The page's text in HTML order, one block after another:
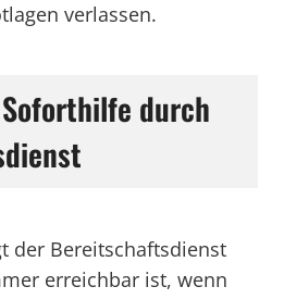
verlassen.
durch
der Bereitschaftsdienst
erreichbar ist, wenn